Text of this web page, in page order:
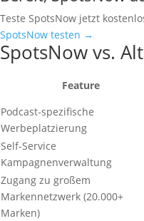
Teste SpotsNow jetzt
SpotsNow testen →
SpotsNow vs.
Feature
Podcast-spezifische
Werbeplatzierung
Self-Service
Kampagnenverwaltung
Zugang zu großem
Markennetzwerk (20.000+
Marken)